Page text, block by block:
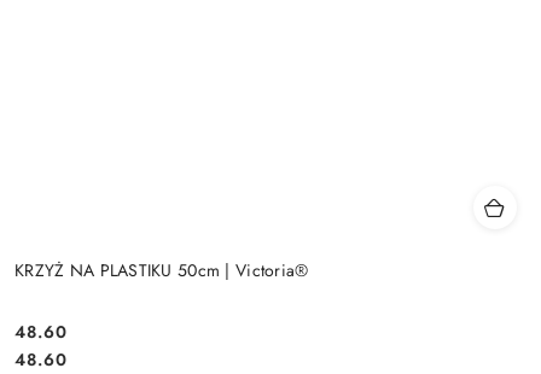
KRZYŻ NA PLASTIKU 50cm | Victoria®
Cena:
48.60
Cena:
48.60